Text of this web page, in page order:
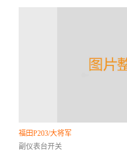
福田P203/大将军
副仪表台开关